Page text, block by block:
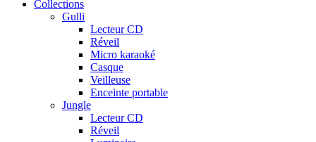
Collections
Gulli
Lecteur CD
Réveil
Micro karaoké
Casque
Veilleuse
Enceinte portable
Jungle
Lecteur CD
Réveil